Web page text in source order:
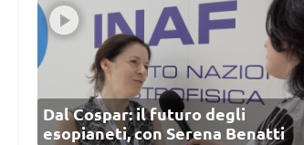
Dal Cospar: il futuro degli
esopianeti, con Serena Benatti